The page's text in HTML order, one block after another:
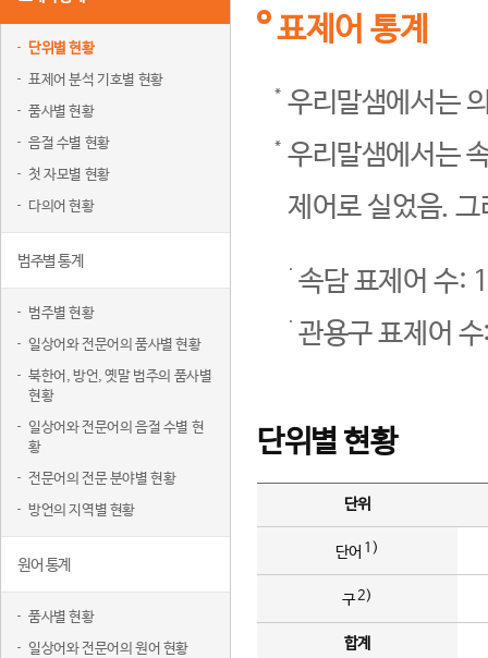
단위별 현황
표제어 분석 기호별 현황
품사별 현황
음절 수별 현황
첫 자모별 현황
다의어 현황
범주별 통계
범주별 현황
일상어와 전문어의 품사별 현황
북한어, 방언, 옛말 범주의 품사별
현황
일상어와 전문어의 음절 수별 현
황
전문어의 전문 분야별 현황
방언의 지역별 현황
원어 통계
품사별 현황
일상어와 전문어의 원어 현황
표제어 통계
우리말샘에서는
우리말샘에서는
제어로 실었음.
속담 표제어 수:
관용구 표제어
단위별 현황
단위
단어 1)
구2)
합계